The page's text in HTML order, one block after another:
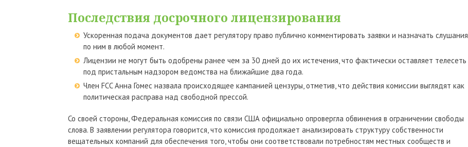
Последствия досрочного лицензирования
Ускоренная подача документов дает регулятору право публично комментировать заявки и назначать слушания
по ним в любой момент.
Лицензии не могут быть одобрены ранее чем за 30 дней до их истечения, что фактически оставляет телесеть
под пристальным надзором ведомства на ближайшие два года.
Член FCC Анна Гомес назвала происходящее кампанией цензуры, отметив, что действия комиссии выглядят как
политическая расправа над свободной прессой.
Со своей стороны, Федеральная комиссия по связи США официально опровергла обвинения в ограничении свободы
слова. В заявлении регулятора говорится, что комиссия продолжает анализировать структуру собственности
вещательных компаний для обеспечения того, чтобы они соответствовали потребностям местных сообществ и